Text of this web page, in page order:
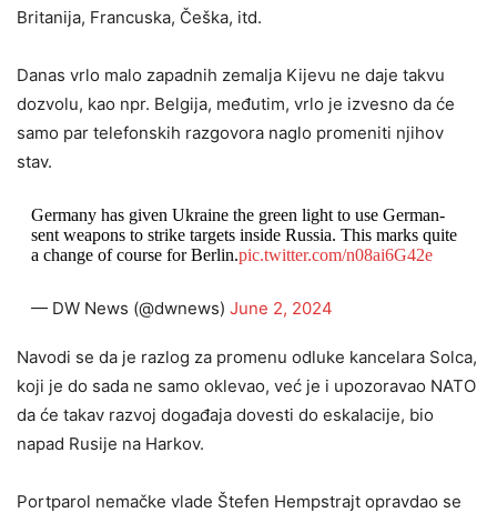
Britanija, Francuska, Češka, itd.
Danas vrlo malo zapadnih zemalja Kijevu ne daje takvu
dozvolu, kao npr. Belgija, međutim, vrlo je izvesno da će
samo par telefonskih razgovora naglo promeniti njihov
stav.
Germany has given Ukraine the green light to use German-
sent weapons to strike targets inside Russia. This marks quite
a change of course for Berlin.pic.twitter.com/n08ai6G42e
— DW News (@dwnews) June 2, 2024
Navodi se da je razlog za promenu odluke kancelara Solca,
koji je do sada ne samo oklevao, već je i upozoravao NATO
da će takav razvoj događaja dovesti do eskalacije, bio
napad Rusije na Harkov.
Portparol nemačke vlade Štefen Hempstrajt opravdao se